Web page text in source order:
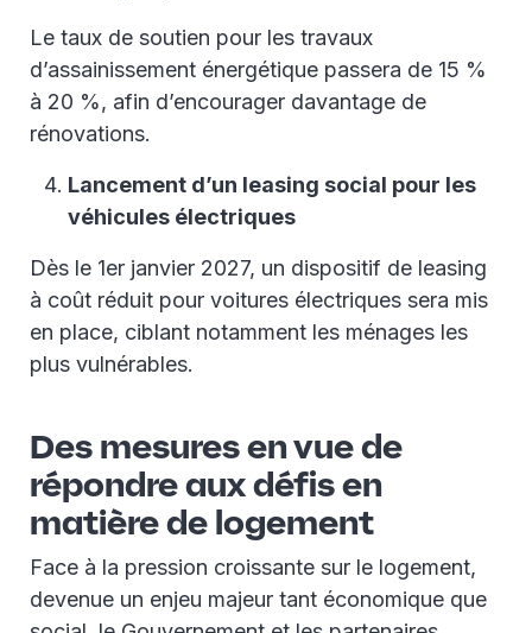
Le taux de soutien pour les travaux
d’assainissement énergétique passera de 15 %
à 20 %, afin d’encourager davantage de
rénovations.
Lancement d’un leasing social pour les
véhicules électriques
Dès le 1er janvier 2027, un dispositif de leasing
à coût réduit pour voitures électriques sera mis
en place, ciblant notamment les ménages les
plus vulnérables.
Des mesures en vue de
répondre aux défis en
matière de logement
Face à la pression croissante sur le logement,
devenue un enjeu majeur tant économique que